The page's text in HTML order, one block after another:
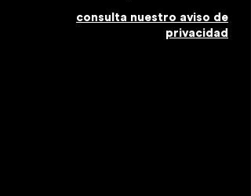
consulta nuestro aviso de
privacidad